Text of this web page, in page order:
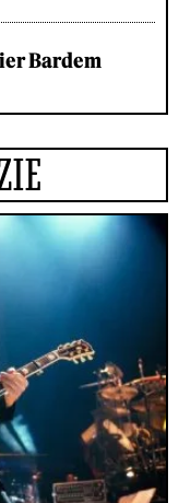
Bardem